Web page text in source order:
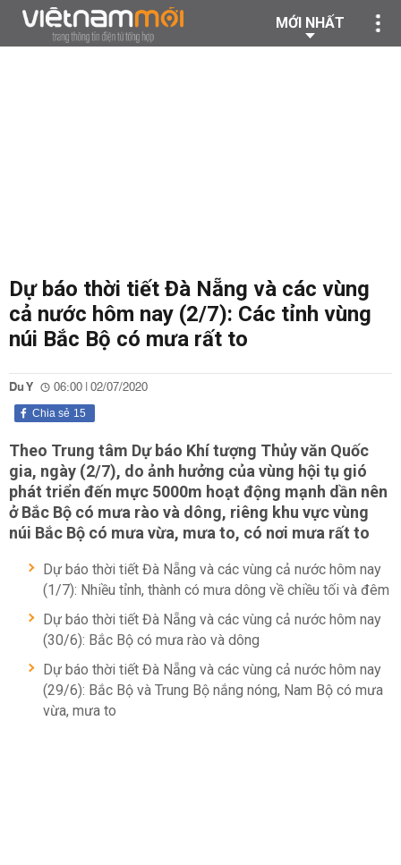
MỚI NHẤT
Dự báo thời tiết Đà Nẵng và các vùng
cả nước hôm nay (2/7): Các tỉnh vùng
núi Bắc Bộ có mưa rất to
Du Y 06:00 | 02/07/2020
15
Chia sẻ
Theo Trung tâm Dự báo Khí tượng Thủy văn Quốc
gia, ngày (2/7), do ảnh hưởng của vùng hội tụ gió
phát triển đến mực 5000m hoạt động mạnh dần nên
ở Bắc Bộ có mưa rào và dông, riêng khu vực vùng
núi Bắc Bộ có mưa vừa, mưa to, có nơi mưa rất to
Dự báo thời tiết Đà Nẵng và các vùng cả nước hôm nay
(1/7): Nhiều tỉnh, thành có mưa dông về chiều tối và đêm
Dự báo thời tiết Đà Nẵng và các vùng cả nước hôm nay
(30/6): Bắc Bộ có mưa rào và dông
Dự báo thời tiết Đà Nẵng và các vùng cả nước hôm nay
(29/6): Bắc Bộ và Trung Bộ nắng nóng, Nam Bộ có mưa
vừa, mưa to